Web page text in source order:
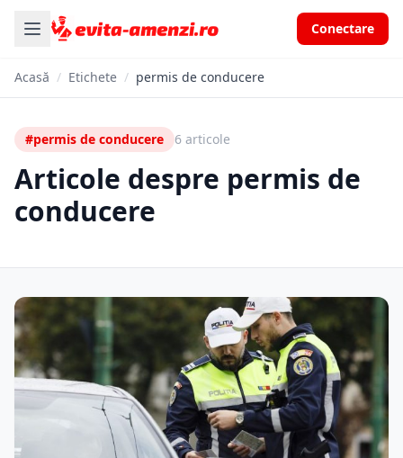
Conectare
Acasă / Etichete / permis de conducere
#permis de conducere 6 articole
Articole despre permis de
conducere